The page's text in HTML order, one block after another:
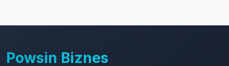
Powsin Biznes